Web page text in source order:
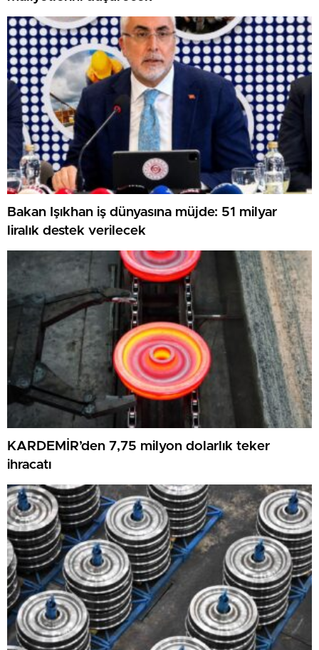
Bakan Işıkhan iş dünyasına müjde: 51 milyar
liralık destek verilecek
KARDEMİR’den 7,75 milyon dolarlık teker
ihracatı